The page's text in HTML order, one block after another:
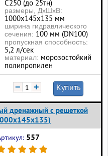
С250 (до 25тн)
размеры, ДхШхВ:
1000х145х135 мм
ширина гидравлического
сечения: 100 мм (DN100)
пропускная способность:
5,2 л/сек
материал: морозостойкий
полипропилен
− + Купить
дренажный с решеткой
557